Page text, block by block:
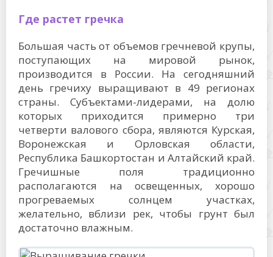
Где растет гречка
Большая часть от объемов гречневой крупы,
поступающих на мировой рынок,
производится в России. На сегодняшний
день гречиху выращивают в 49 регионах
страны. Субъектами-лидерами, на долю
которых приходится примерно три
четверти валового сбора, являются Курская,
Воронежская и Орловская области,
Республика Башкортостан и Алтайский край.
Гречишные поля традиционно
располагаются на освещенных, хорошо
прогреваемых солнцем участках,
желательно, вблизи рек, чтобы грунт был
достаточно влажным.